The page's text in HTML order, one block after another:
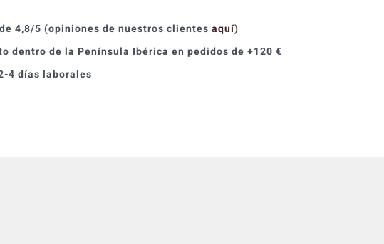
4,8/5 (opiniones de nuestros clientes aquí)
dentro de la Península Ibérica en pedidos de +120 €
4 días laborales